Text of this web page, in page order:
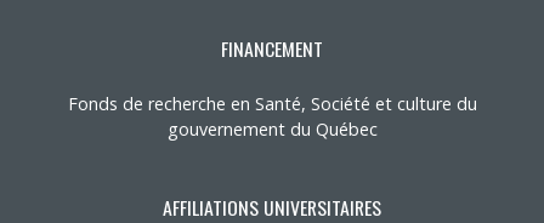
FINANCEMENT
Fonds de recherche en Santé, Société et culture du
gouvernement du Québec
AFFILIATIONS UNIVERSITAIRES